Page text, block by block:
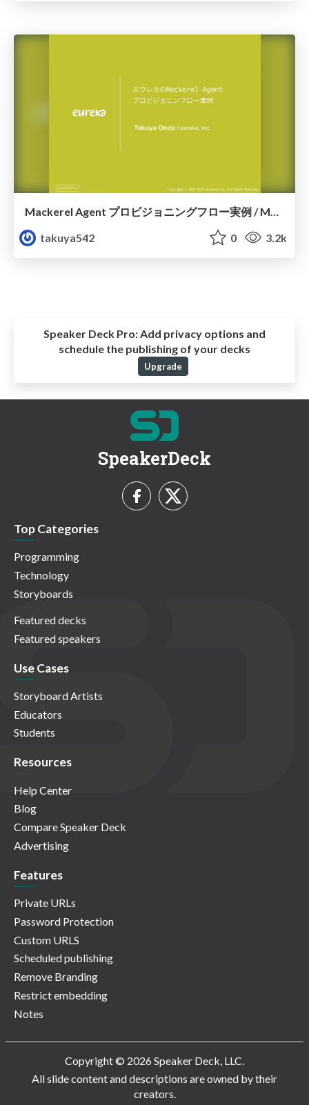
takuya542
0 3.2k
Speaker Deck Pro:Add privacy options and
schedule the publishing of your decks
Upgrade
SpeakerDeck
Top Categories
Programming
Technology
Storyboards
Featured decks
Featured speakers
Use Cases
Storyboard Artists
Educators
Students
Resources
Help Center
Blog
Compare Speaker Deck
Advertising
Features
Private URLs
Password Protection
Custom URLS
Scheduled publishing
Remove Branding
Restrict embedding
Notes
Copyright © 2026 Speaker Deck, LLC.
All slide content and descriptions are owned by their
creators.